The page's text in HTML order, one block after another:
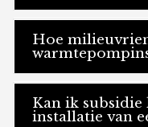
Hoe
Kan ik
installatie van